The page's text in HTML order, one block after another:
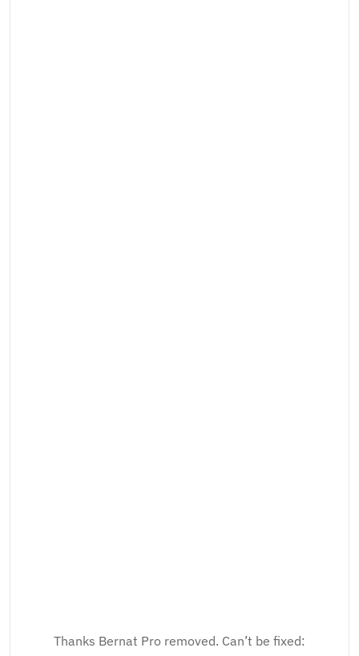
Thanks Bernat Pro removed. Can’t be fixed: